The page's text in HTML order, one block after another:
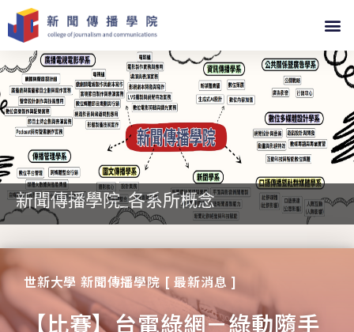
新聞傳播學院_各系所概念
世新大學 新聞傳播學院 [ 最新消息 ]
【比賽】台電綠網－綠動隨手